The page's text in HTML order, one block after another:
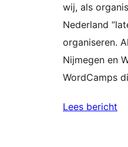
wij, als
Nederland
organiseren.
Nijmegen en
WordCamps
Lees bericht